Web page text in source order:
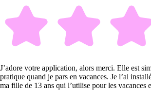
J’adore votre application, alors merci. Elle est
pratique quand je pars en vacances. Je l’ai
ma fille de 13 ans qui l’utilise pour les vacances